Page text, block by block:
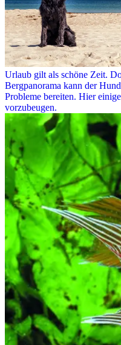
Urlaub gilt als schöne Zeit.
Bergpanorama kann der
Probleme bereiten. Hier
vorzubeugen.